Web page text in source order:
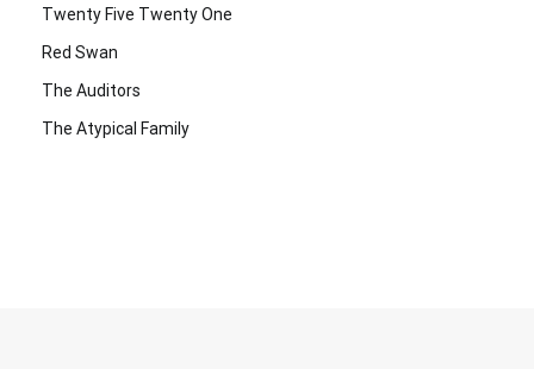
Twenty Five Twenty One
Red Swan
The Auditors
The Atypical Family